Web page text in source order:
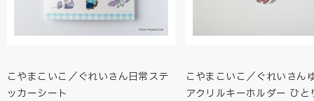
こやまこいこ／ぐれいさん日常ステ
ッカーシート
こやまこいこ／ぐれいさん
アクリルキーホルダー ひと